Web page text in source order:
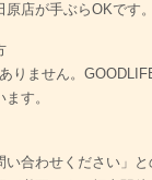
店が手ぶらOKです。
りません。
す。
い合わせください」と